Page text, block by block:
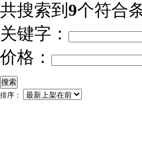
共搜索到 9个符合
关键字：
价格：
搜索
排序：